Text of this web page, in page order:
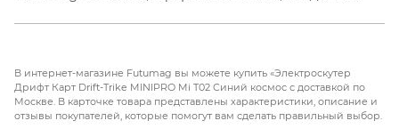
В интернет-магазине Futumag вы можете купить «Электроскутер
Дрифт Карт Drift-Trike MINIPRO Mi T02 Синий космос с доставкой по
Москве. В карточке товара представлены характеристики, описание и
отзывы покупателей, которые помогут вам сделать правильный выбор.